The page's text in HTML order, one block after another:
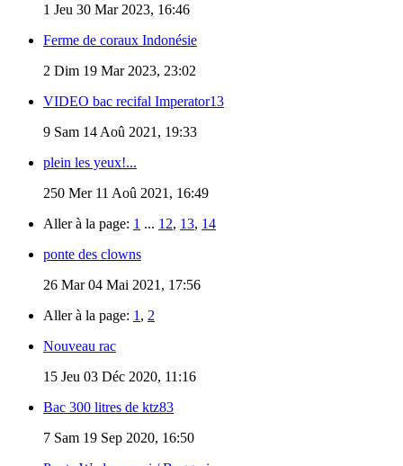
1 Jeu 30 Mar 2023, 16:46
Ferme de coraux Indonésie
2 Dim 19 Mar 2023, 23:02
VIDEO bac recifal Imperator13
9 Sam 14 Aoû 2021, 19:33
plein les yeux!...
250 Mer 11 Aoû 2021, 16:49
Aller à la page: 1 ... 12, 13, 14
ponte des clowns
26 Mar 04 Mai 2021, 17:56
Aller à la page: 1 , 2
Nouveau rac
15 Jeu 03 Déc 2020, 11:16
Bac 300 litres de ktz83
7 Sam 19 Sep 2020, 16:50